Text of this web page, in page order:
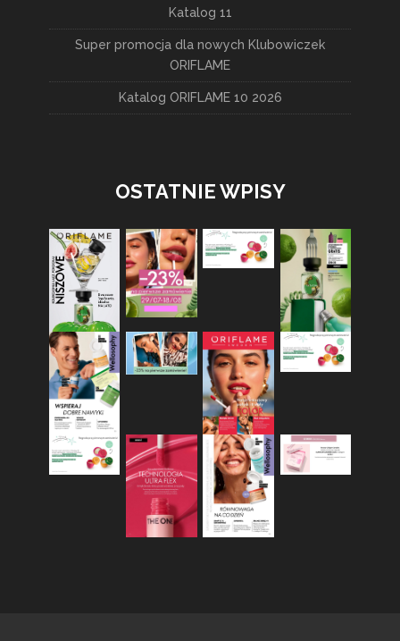
Katalog 11
Super promocja dla nowych Klubowiczek
ORIFLAME
Katalog ORIFLAME 10 2026
OSTATNIE WPISY